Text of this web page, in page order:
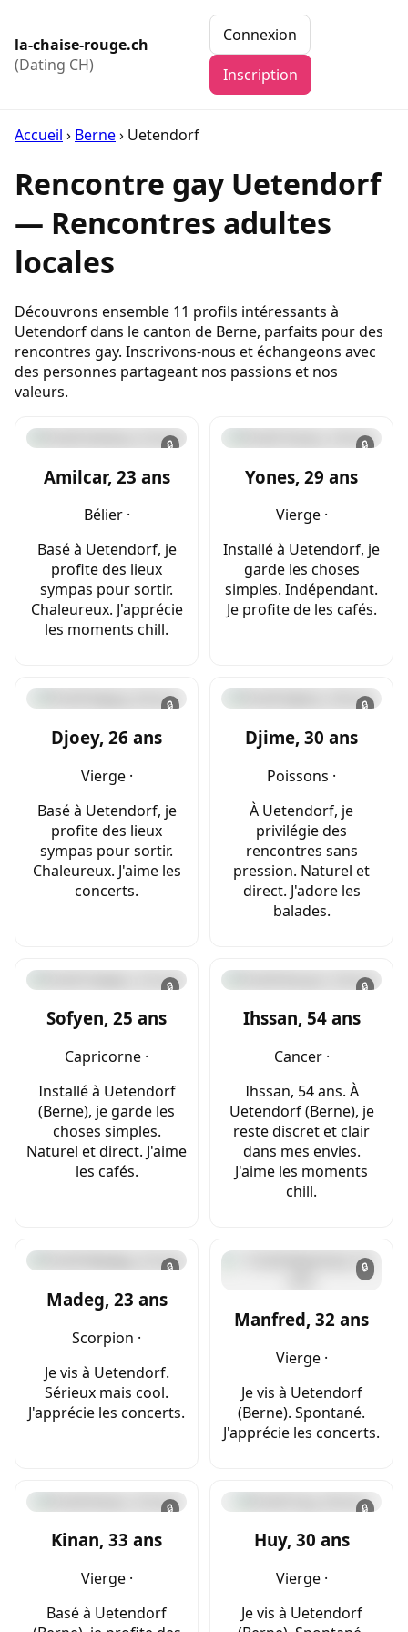
la-chaise-rouge.ch
(Dating CH)
Connexion
Inscription
Accueil › Berne› Uetendorf
Rencontre gay Uetendorf
— Rencontres adultes
locales
Découvrons ensemble 11 profils intéressants à
Uetendorf dans le canton de Berne, parfaits pour des
rencontres gay. Inscrivons-nous et échangeons avec
des personnes partageant nos passions et nos
valeurs.
🔒
Amilcar, 23 ans
Bélier ·
Basé à Uetendorf, je
profite des lieux
sympas pour sortir.
Chaleureux. J'apprécie
les moments chill.
🔒
Yones, 29 ans
Vierge ·
Installé à Uetendorf, je
garde les choses
simples. Indépendant.
Je profite de les cafés.
🔒
Djoey, 26 ans
Vierge ·
Basé à Uetendorf, je
profite des lieux
sympas pour sortir.
Chaleureux. J'aime les
concerts.
🔒
Djime, 30 ans
Poissons ·
À Uetendorf, je
privilégie des
rencontres sans
pression. Naturel et
direct. J'adore les
balades.
🔒
Sofyen, 25 ans
Capricorne ·
Installé à Uetendorf
(Berne), je garde les
choses simples.
Naturel et direct. J'aime
les cafés.
🔒
Ihssan, 54 ans
Cancer ·
Ihssan, 54 ans. À
Uetendorf (Berne), je
reste discret et clair
dans mes envies.
J'aime les moments
chill.
🔒
Madeg, 23 ans
Scorpion ·
Je vis à Uetendorf.
Sérieux mais cool.
J'apprécie les concerts.
🔒
Manfred, 32 ans
Vierge ·
Je vis à Uetendorf
(Berne). Spontané.
J'apprécie les concerts.
🔒
Kinan, 33 ans
Vierge ·
Basé à Uetendorf
🔒
Huy, 30 ans
Vierge ·
Je vis à Uetendorf